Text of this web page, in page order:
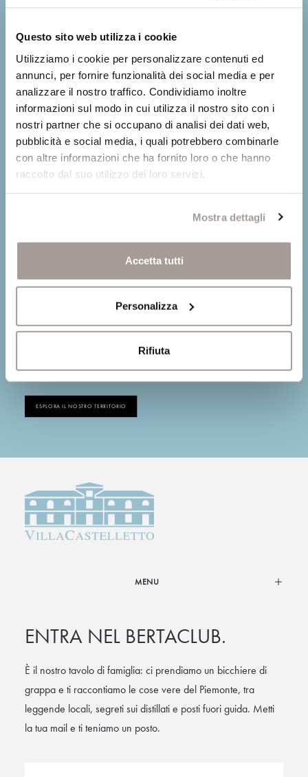
Questo sito web utilizza i cookie
Utilizziamo i cookie per personalizzare contenuti ed
annunci, per fornire funzionalità dei social media e per
analizzare il nostro traffico. Condividiamo inoltre
informazioni sul modo in cui utilizza il nostro sito con i
nostri partner che si occupano di analisi dei dati web,
pubblicità e social media, i quali potrebbero combinarle
con altre informazioni che ha fornito loro o che hanno
raccolto dal suo utilizzo dei loro servizi.
Mostra dettagli
Accetta tutti
Personalizza
Rifiuta
Media not available
ESPLORA IL NOSTRO TERRITORIO
MENU
ENTRA NEL BERTACLUB.
È il nostro tavolo di famiglia: ci prendiamo un bicchiere di
grappa e ti raccontiamo le cose vere del Piemonte, tra
leggende locali, segreti sui distillati e posti fuori guida. Metti
la tua mail e ti teniamo un posto.